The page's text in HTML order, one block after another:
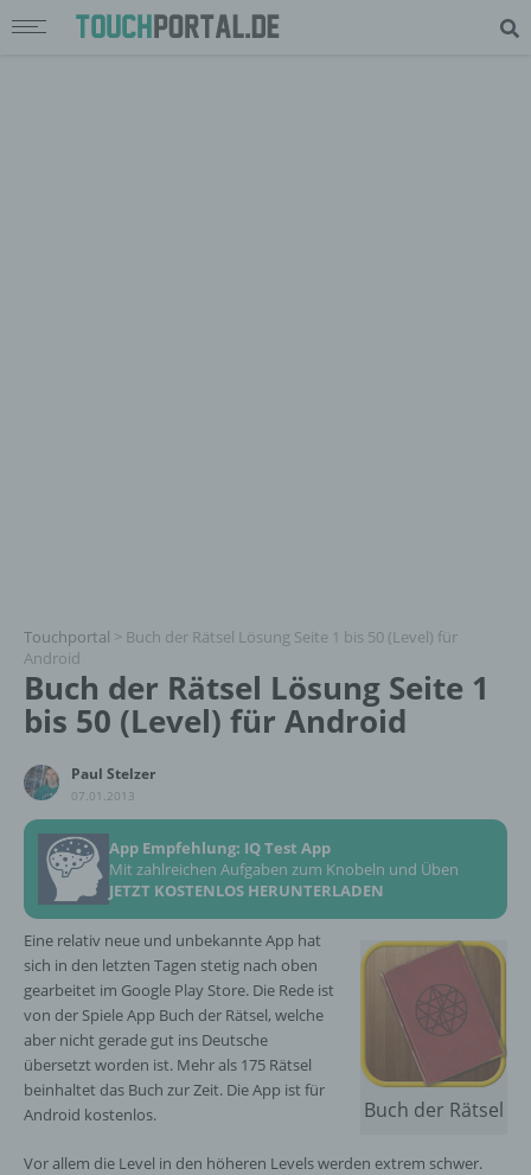
Touchportal > Buch der Rätsel Lösung Seite 1 bis 50 (Level) für
Android
Buch der Rätsel Lösung Seite 1
bis 50 (Level) für Android
Paul Stelzer
07.01.2013
App Empfehlung: IQ Test App
Mit zahlreichen Aufgaben zum Knobeln und Üben
JETZT KOSTENLOS HERUNTERLADEN
Buch der Rätsel
Eine relativ neue und unbekannte App hat
sich in den letzten Tagen stetig nach oben
gearbeitet im Google Play Store. Die Rede ist
von der Spiele App Buch der Rätsel, welche
aber nicht gerade gut ins Deutsche
übersetzt worden ist. Mehr als 175 Rätsel
beinhaltet das Buch zur Zeit. Die App ist für
Android kostenlos.
Vor allem die Level in den höheren Levels werden extrem schwer.